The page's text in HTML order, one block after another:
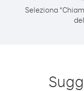
Seleziona